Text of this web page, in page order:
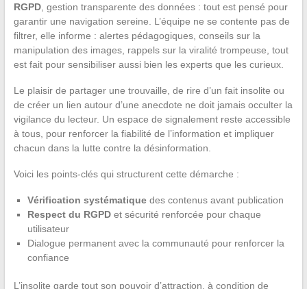
RGPD, gestion transparente des données : tout est pensé pour
garantir une navigation sereine. L’équipe ne se contente pas de
filtrer, elle informe : alertes pédagogiques, conseils sur la
manipulation des images, rappels sur la viralité trompeuse, tout
est fait pour sensibiliser aussi bien les experts que les curieux.
Le plaisir de partager une trouvaille, de rire d’un fait insolite ou
de créer un lien autour d’une anecdote ne doit jamais occulter la
vigilance du lecteur. Un espace de signalement reste accessible
à tous, pour renforcer la fiabilité de l’information et impliquer
chacun dans la lutte contre la désinformation.
Voici les points-clés qui structurent cette démarche :
Vérification systématiquedes contenus avant publication
Respect du RGPDet sécurité renforcée pour chaque
utilisateur
Dialogue permanent avec la communauté pour renforcer la
confiance
L’insolite garde tout son pouvoir d’attraction, à condition de